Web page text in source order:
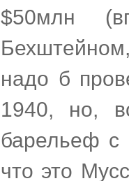
$50млн
надо б
1940, но,
барельеф с
что это